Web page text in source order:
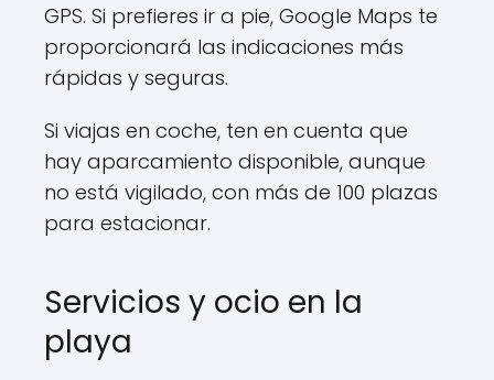
GPS. Si prefieres ir a pie, Google Maps te
proporcionará las indicaciones más
rápidas y seguras.
Si viajas en coche, ten en cuenta que
hay aparcamiento disponible, aunque
no está vigilado, con más de 100 plazas
para estacionar.
Servicios y ocio en la
playa